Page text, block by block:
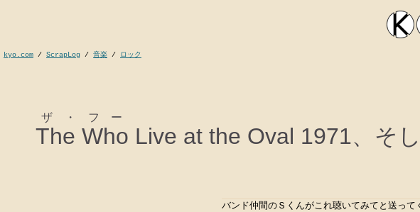
kyo.com / ScrapLog / 音楽 / ロック
The Who
ザ・フー
Live at the Oval 1971、そ
バンド仲間のＳくんがこれ聴いてみてと送っ